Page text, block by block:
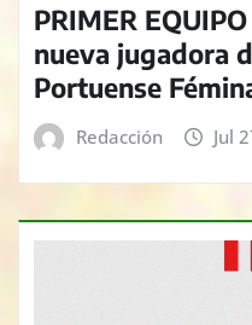
PRIMER
nueva jugadora
Portuense
Redacción Jul